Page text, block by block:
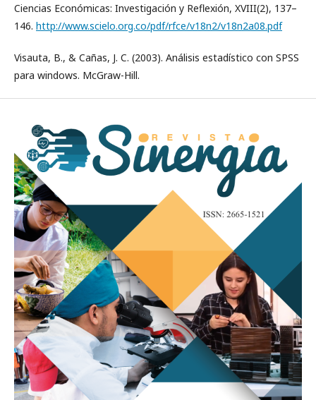
Ciencias Económicas: Investigación y Reflexión, XVIII(2), 137–
146. http://www.scielo.org.co/pdf/rfce/v18n2/v18n2a08.pdf
Visauta, B., & Cañas, J. C. (2003). Análisis estadístico con SPSS
para windows. McGraw-Hill.